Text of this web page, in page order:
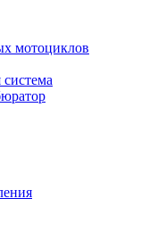
мотоциклов